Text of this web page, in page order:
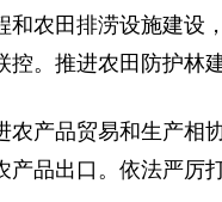
和农田排涝设施建设
控。推进农田防护林
农产品贸易和生产
产品出口。依法严厉